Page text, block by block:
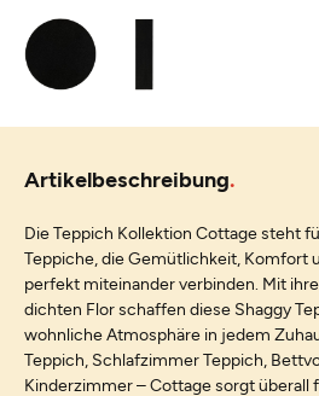
Artikelbeschreibung
Die Teppich Kollektion Cottage steht
Teppiche, die Gemütlichkeit, Komfort
perfekt miteinander verbinden. Mit
dichten Flor schaffen diese Shaggy
wohnliche Atmosphäre in jedem
Teppich, Schlafzimmer Teppich,
Kinderzimmer – Cottage sorgt überall